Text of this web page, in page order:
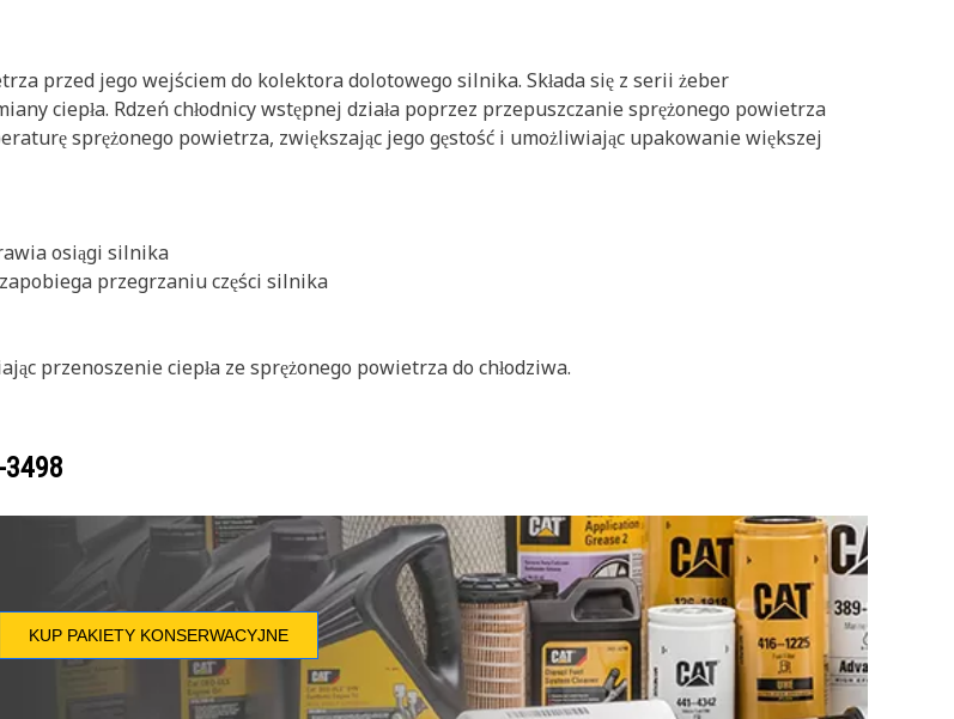
przed jego wejściem do kolektora dolotowego silnika. Składa się z serii żeber
ciepła. Rdzeń chłodnicy wstępnej działa poprzez przepuszczanie sprężonego powietrza
sprężonego powietrza, zwiększając jego gęstość i umożliwiając upakowanie większej
osiągi silnika
przegrzaniu części silnika
przenoszenie ciepła ze sprężonego powietrza do chłodziwa.
KUP PAKIETY KONSERWACYJNE